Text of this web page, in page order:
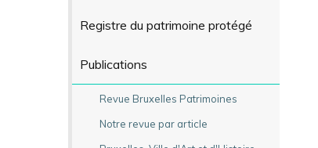
Registre du patrimoine protégé
Publications
Revue Bruxelles Patrimoines
Notre revue par article